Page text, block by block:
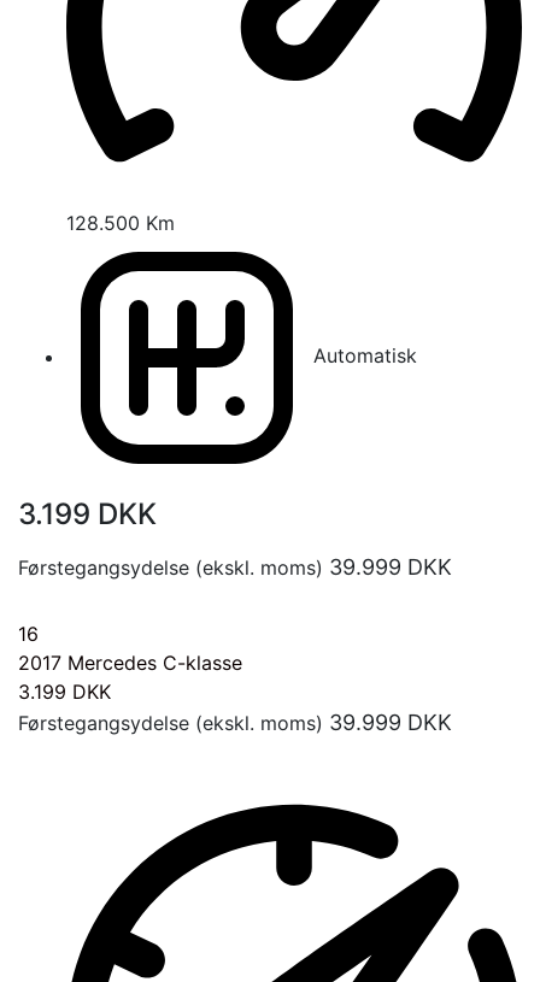
128.500 Km
Automatisk
3.199 DKK
Førstegangsydelse (ekskl. moms) 39.999 DKK
16
2017 Mercedes C-klasse
3.199 DKK
Førstegangsydelse (ekskl. moms) 39.999 DKK